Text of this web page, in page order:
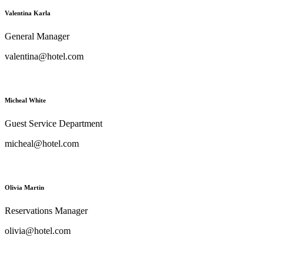
Valentina Karla
General Manager
valentina@hotel.com
Micheal White
Guest Service Department
micheal@hotel.com
Olivia Martin
Reservations Manager
olivia@hotel.com